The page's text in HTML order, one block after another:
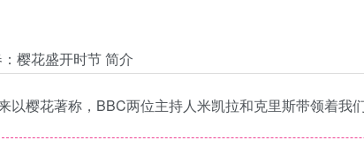
樱花盛开时节 简介
以樱花著称，BBC两位主持人米凯拉和克里斯带领着我